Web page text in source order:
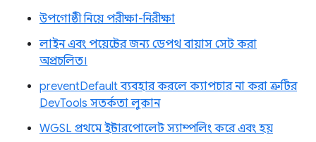
উপগোষ্ঠী নিয়ে পরীক্ষা-নিরীক্ষা
লাইন এবং পয়েন্টের জন্য ডেপথ বায়াস সেট করা
অপ্রচলিত।
preventDefault ব্যবহার করলে ক্যাপচার না করা ত্রুটির
DevTools সতর্কতা লুকান
WGSL প্রথমে ইন্টারপোলেট স্যাম্পলিং করে এবং হয়